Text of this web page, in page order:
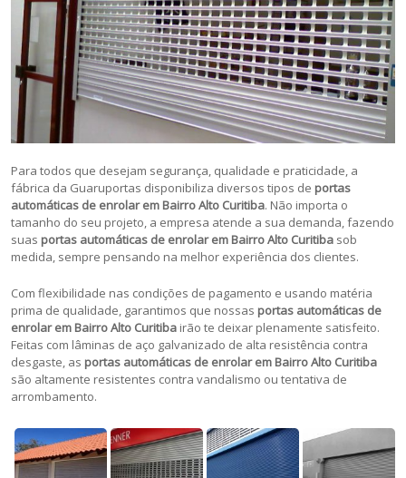
Para todos que desejam segurança, qualidade e praticidade, a
fábrica da Guaruportas disponibiliza diversos tipos de portas
automáticas de enrolar em Bairro Alto Curitiba. Não importa o
tamanho do seu projeto, a empresa atende a sua demanda, fazendo
suas portas automáticas de enrolar em Bairro Alto Curitiba sob
medida, sempre pensando na melhor experiência dos clientes.
Com flexibilidade nas condições de pagamento e usando matéria
prima de qualidade, garantimos que nossas portas automáticas de
enrolar em Bairro Alto Curitiba irão te deixar plenamente satisfeito.
Feitas com lâminas de aço galvanizado de alta resistência contra
desgaste, as portas automáticas de enrolar em Bairro Alto Curitiba
são altamente resistentes contra vandalismo ou tentativa de
arrombamento.